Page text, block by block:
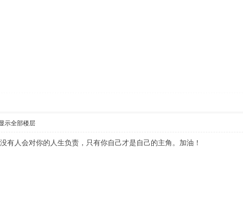
示全部楼层
有人会对你的人生负责，只有你自己才是自己的主角。加油！